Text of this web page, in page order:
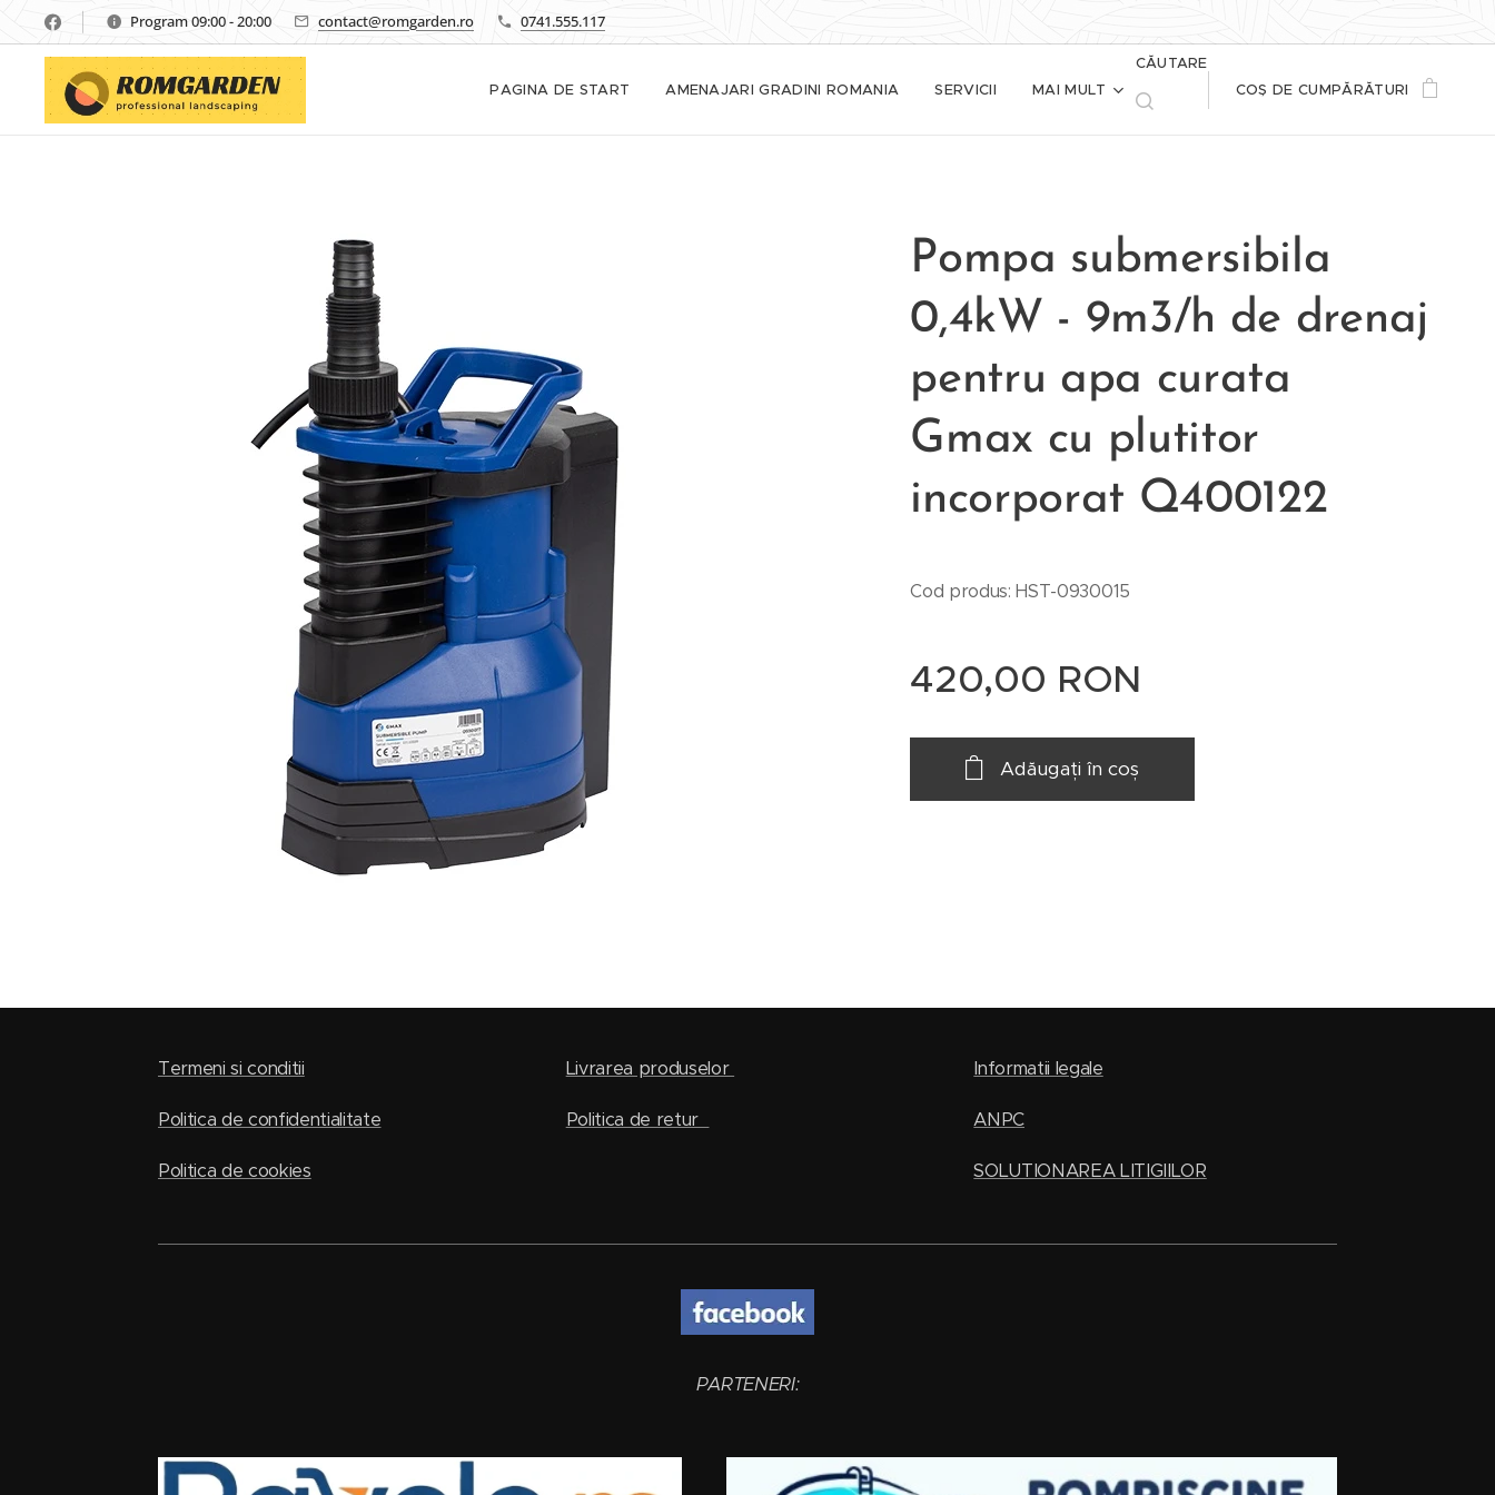
Program 09:00 - 20:00 contact@romgarden.ro 0741.555.117
PAGINA DE START AMENAJARI GRADINI ROMANIA SERVICII MAI MULT
CĂUTARE
COȘ DE CUMPĂRĂTURI
Pompa submersibila
0,4kW - 9m3/h de drenaj
pentru apa curata
Gmax cu plutitor
incorporat Q400122
Cod produs: HST-0930015
420,00 RON
Adăugați în coș
Termeni si conditii
Politica de confidentialitate
Politica de cookies
Livrarea produselor
Politica de retur
Informatii legale
ANPC
SOLUTIONAREA LITIGIILOR
PARTENERI: